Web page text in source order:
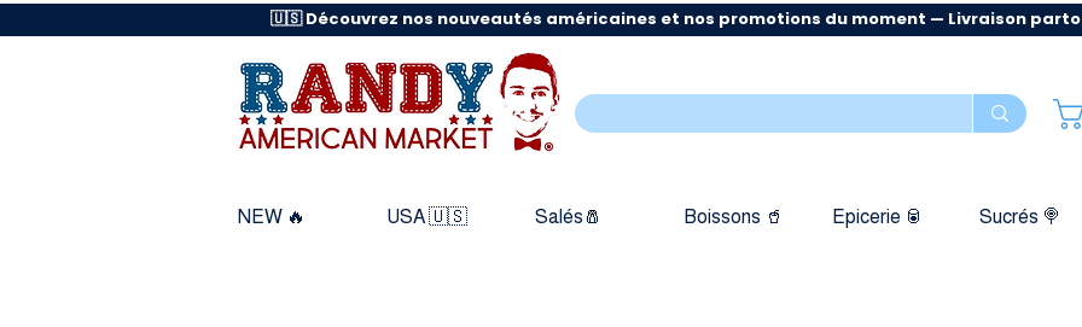
🇺🇸 Découvrez nos nouveautés américaines et nos promotions du moment — Livraison
NEW 🔥 USA 🇺🇸 Salés🧂 Boissons 🥤 Epicerie 🥫 Sucrés 🍭